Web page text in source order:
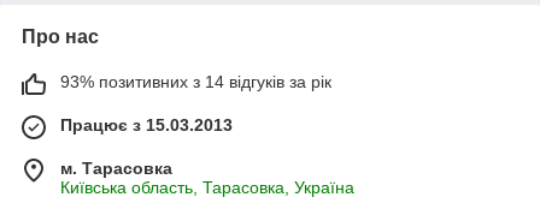
Про нас
93% позитивних з 14 відгуків за рік
Працює з 15.03.2013
м. Тарасовка
Київська область, Тарасовка, Україна